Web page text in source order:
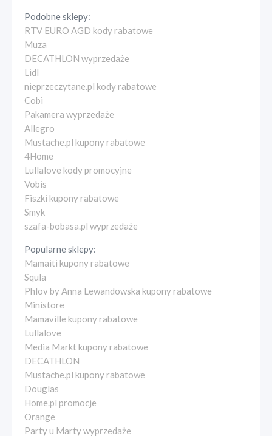
Podobne sklepy:
RTV EURO AGD kody rabatowe
Muza
DECATHLON wyprzedaże
Lidl
nieprzeczytane.pl kody rabatowe
Cobi
Pakamera wyprzedaże
Allegro
Mustache.pl kupony rabatowe
4Home
Lullalove kody promocyjne
Vobis
Fiszki kupony rabatowe
Smyk
szafa-bobasa.pl wyprzedaże
Popularne sklepy:
Mamaiti kupony rabatowe
Squla
Phlov by Anna Lewandowska kupony rabatowe
Ministore
Mamaville kupony rabatowe
Lullalove
Media Markt kupony rabatowe
DECATHLON
Mustache.pl kupony rabatowe
Douglas
Home.pl promocje
Orange
Party u Marty wyprzedaże